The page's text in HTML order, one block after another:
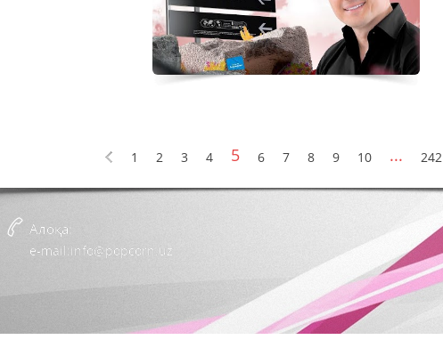
1 2 3 4 5 6 7 8 9 10 ... 242
Алоқа:
e-mail:info@popcorn.uz